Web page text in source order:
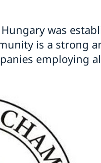
was
is a strong
employing